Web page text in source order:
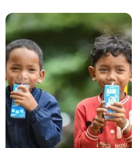
bào thai